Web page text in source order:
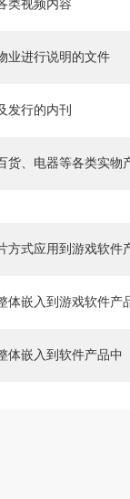
类视频内容
业进行说明的文件
发行的内刊
货、电器等各类实物
方式应用到游戏软件
体嵌入到游戏软件产
体嵌入到软件产品中